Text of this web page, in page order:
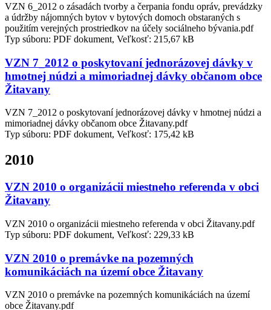
VZN 6_2012 o zásadách tvorby a čerpania fondu opráv, prevádzky
a údržby nájomných bytov v bytových domoch obstaraných s
použitím verejných prostriedkov na účely sociálneho bývania.pdf
Typ súboru: PDF dokument, Veľkosť: 215,67 kB
VZN 7_2012 o poskytovaní jednorázovej dávky v
hmotnej núdzi a mimoriadnej dávky občanom obce
Žitavany
VZN 7_2012 o poskytovaní jednorázovej dávky v hmotnej núdzi a
mimoriadnej dávky občanom obce Žitavany.pdf
Typ súboru: PDF dokument, Veľkosť: 175,42 kB
2010
VZN 2010 o organizácii miestneho referenda v obci
Žitavany
VZN 2010 o organizácii miestneho referenda v obci Žitavany.pdf
Typ súboru: PDF dokument, Veľkosť: 229,33 kB
VZN 2010 o premávke na pozemných
komunikáciách na území obce Žitavany
VZN 2010 o premávke na pozemných komunikáciách na území
obce Žitavany.pdf